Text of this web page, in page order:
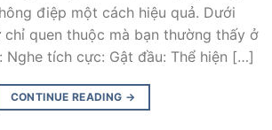
điệp một cách hiệu quả. Dưới
quen thuộc mà bạn thường thấy ở
Nghe tích cực: Gật đầu: Thể hiện […]
CONTINUE READING →